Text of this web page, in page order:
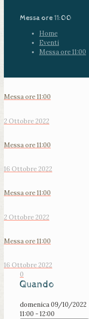
Messa ore 11:00
Home
Eventi
Messa ore 11:00
Messa ore 11:00
2 Ottobre 2022
Messa ore 11:00
16 Ottobre 2022
Messa ore 11:00
2 Ottobre 2022
Messa ore 11:00
16 Ottobre 2022
0
Quando
domenica 09/10/2022
11:00 - 12:00